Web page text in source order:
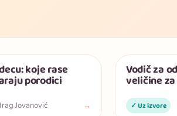
koje rase
porodici
Jovanović →
Deca
Vodič za
veličine
✓ Uz izvore